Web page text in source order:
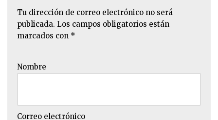
Tu dirección de correo electrónico no será
publicada. Los campos obligatorios están
marcados con *
Nombre
Correo electrónico